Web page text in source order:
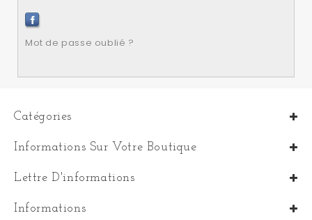
Mot de passe oublié ?
Catégories
Informations Sur Votre Boutique
Lettre D'informations
Informations